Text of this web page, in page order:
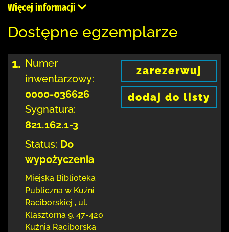
Więcej informacji
Dostępne egzemplarze
1. Numer
inwentarzowy:
0000-036626
Sygnatura:
821.162.1-3
Status: Do
wypożyczenia
Miejska Biblioteka
Publiczna w Kuźni
Raciborskiej , ul.
Klasztorna 9, 47-420
Kuźnia Raciborska
zarezerwuj
dodaj do listy